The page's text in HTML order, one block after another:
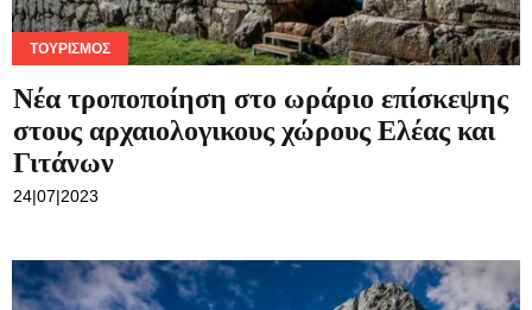
ΤΟΥΡΙΣΜΌΣ
Νέα τροποποίηση στο ωράριο επίσκεψης
στους αρχαιολογικους χώρους Ελέας και
Γιτάνων
24|07|2023